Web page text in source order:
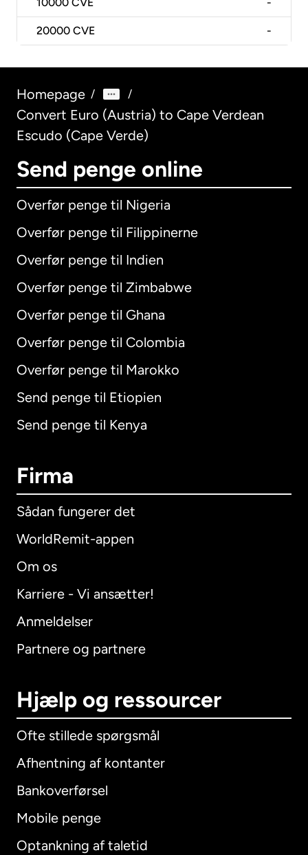
10000 CVE -
20000 CVE -
Homepage / /
Convert Euro (Austria) to Cape Verdean
Escudo (Cape Verde)
Send penge online
Overfør penge til Nigeria
Overfør penge til Filippinerne
Overfør penge til Indien
Overfør penge til Zimbabwe
Overfør penge til Ghana
Overfør penge til Colombia
Overfør penge til Marokko
Send penge til Etiopien
Send penge til Kenya
Firma
Sådan fungerer det
WorldRemit-appen
Om os
Karriere - Vi ansætter!
Anmeldelser
Partnere og partnere
Hjælp og ressourcer
Ofte stillede spørgsmål
Afhentning af kontanter
Bankoverførsel
Mobile penge
Optankning af taletid